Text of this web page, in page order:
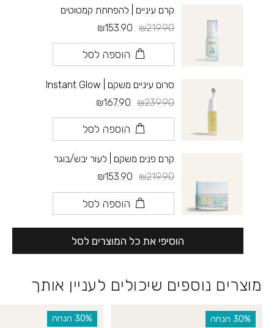
קרם עיניים | להפחתת קמטוטים
₪219.90
₪153.90
הוספה לסל
סרום עיניים משקם | Instant Glow
₪239.90
₪167.90
הוספה לסל
קרם פנים משקם | לעור יבש/בוגר
₪219.90
₪153.90
הוספה לסל
הוסיפי את כל המוצרים לסל
מוצרים נוספים שיכולים לעניין אותך
‫30% הנחה ‫30% הנחה